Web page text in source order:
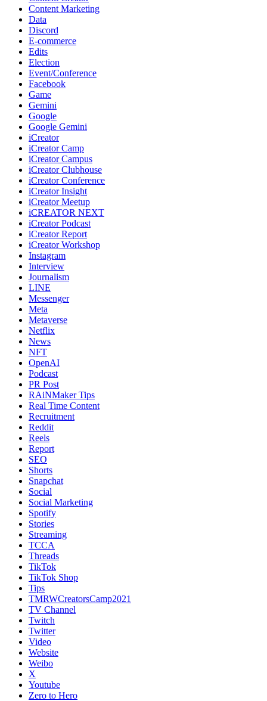
Content Marketing
Data
Discord
E-commerce
Edits
Election
Event/Conference
Facebook
Game
Gemini
Google
Google Gemini
iCreator
iCreator Camp
iCreator Campus
iCreator Clubhouse
iCreator Conference
iCreator Insight
iCreator Meetup
iCREATOR NEXT
iCreator Podcast
iCreator Report
iCreator Workshop
Instagram
Interview
Journalism
LINE
Messenger
Meta
Metaverse
Netflix
News
NFT
OpenAI
Podcast
PR Post
RAiNMaker Tips
Real Time Content
Recruitment
Reddit
Reels
Report
SEO
Shorts
Snapchat
Social
Social Marketing
Spotify
Stories
Streaming
TCCA
Threads
TikTok
TikTok Shop
Tips
TMRWCreatorsCamp2021
TV Channel
Twitch
Twitter
Video
Website
Weibo
X
Youtube
Zero to Hero